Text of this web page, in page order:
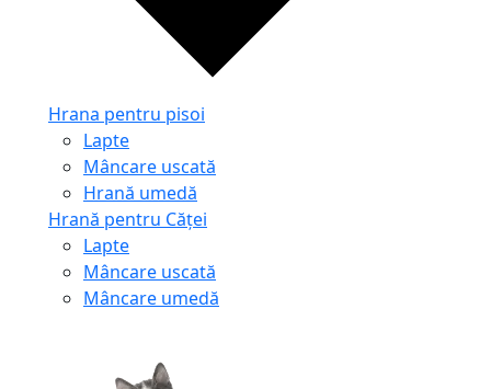
Hrana pentru pisoi
Lapte
Mâncare uscată
Hrană umedă
Hrană pentru Căței
Lapte
Mâncare uscată
Mâncare umedă